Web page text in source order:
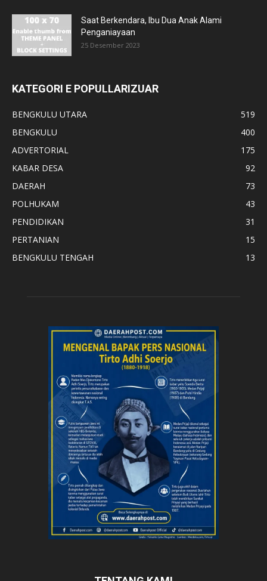
Saat Berkendara, Ibu Dua Anak Alami
Penganiayaan
25 Desember 2023
KATEGORI E POPULLARIZUAR
BENGKULU UTARA
519
BENGKULU
400
ADVERTORIAL
175
KABAR DESA
92
DAERAH
73
POLHUKAM
43
PENDIDIKAN
31
PERTANIAN
15
BENGKULU TENGAH
13